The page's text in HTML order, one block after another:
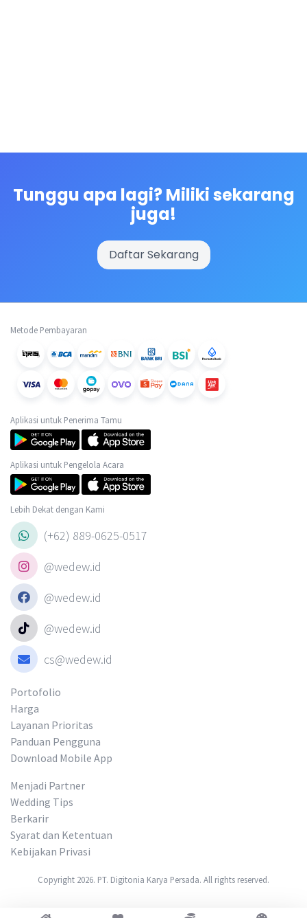
Tunggu apa lagi? Miliki sekarang
juga!
Daftar Sekarang
Metode Pembayaran
Aplikasi untuk Penerima Tamu
Aplikasi untuk Pengelola Acara
Lebih Dekat dengan Kami
(+62) 889-0625-0517
@wedew.id
@wedew.id
@wedew.id
cs@wedew.id
Portofolio
Harga
Layanan Prioritas
Panduan Pengguna
Download Mobile App
Menjadi Partner
Wedding Tips
Berkarir
Syarat dan Ketentuan
Kebijakan Privasi
Copyright 2026. PT. Digitonia Karya Persada. All rights reserved.